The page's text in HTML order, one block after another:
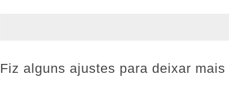
Fiz alguns ajustes para deixar